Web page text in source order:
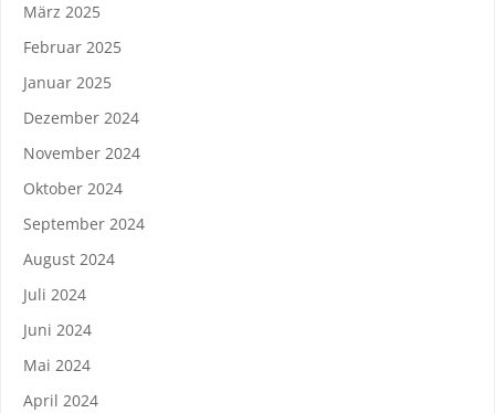
März 2025
Februar 2025
Januar 2025
Dezember 2024
November 2024
Oktober 2024
September 2024
August 2024
Juli 2024
Juni 2024
Mai 2024
April 2024